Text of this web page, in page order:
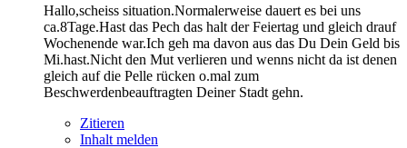
Hallo,scheiss situation.Normalerweise dauert es bei uns
ca.8Tage.Hast das Pech das halt der Feiertag und gleich drauf
Wochenende war.Ich geh ma davon aus das Du Dein Geld bis
Mi.hast.Nicht den Mut verlieren und wenns nicht da ist denen
gleich auf die Pelle rücken o.mal zum
Beschwerdenbeauftragten Deiner Stadt gehn.
Zitieren
Inhalt melden